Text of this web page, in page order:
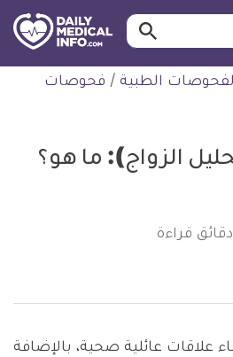
طبية
ابحث…
الطبية / فحوصات
الزواج): ما هو؟
قراءة
علاقات عائلية صحية، بالإضافة